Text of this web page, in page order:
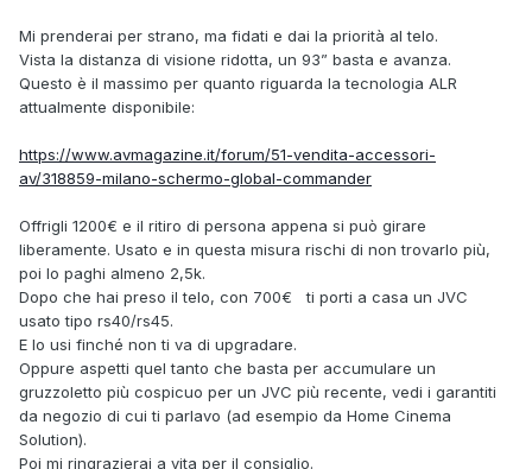
Mi prenderai per strano, ma fidati e dai la priorità al telo.
Vista la distanza di visione ridotta, un 93” basta e avanza.
Questo è il massimo per quanto riguarda la tecnologia ALR
attualmente disponibile:
https://www.avmagazine.it/forum/51-vendita-accessori-
av/318859-milano-schermo-global-commander
Offrigli 1200€ e il ritiro di persona appena si può girare
liberamente. Usato e in questa misura rischi di non trovarlo più,
poi lo paghi almeno 2,5k.
Dopo che hai preso il telo, con 700€ ti porti a casa un JVC
usato tipo rs40/rs45.
E lo usi finché non ti va di upgradare.
Oppure aspetti quel tanto che basta per accumulare un
gruzzoletto più cospicuo per un JVC più recente, vedi i garantiti
da negozio di cui ti parlavo (ad esempio da Home Cinema
Solution).
Poi mi ringrazierai a vita per il consiglio.